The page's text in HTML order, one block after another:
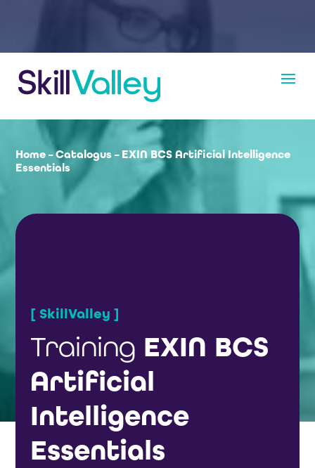
Home –Catalogus – EXIN BCS Artificial Intelligence
Essentials
[ SkillValley ]
Training EXIN BCS
Artificial
Intelligence
Essentials